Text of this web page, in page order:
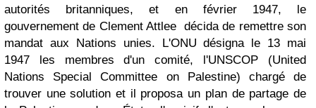
autorités britanniques, et en février 1947, le
gouvernement de Clement Attlee décida de remettre son
mandat aux Nations unies. L'ONU désigna le 13 mai
1947 les membres d'un comité, l'UNSCOP (United
Nations Special Committee on Palestine) chargé de
trouver une solution et il proposa un plan de partage de